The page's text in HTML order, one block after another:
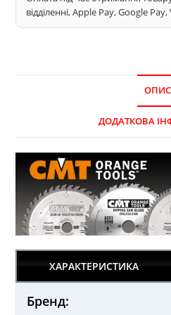
відділенні, Apple Pay, Google
ОПИС
ДОДАТКОВА
ХАРАКТЕРИСТИКА
Бренд: